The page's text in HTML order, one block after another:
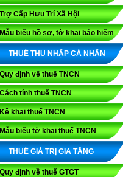
Trợ Cấp Hưu Trí Xã Hội
Mẫu biểu hồ sơ, tờ khai bảo hiểm
THUẾ THU NHẬP CÁ NHÂN
Quy định về thuế TNCN
Cách tính thuế TNCN
Kê khai thuế TNCN
Mẫu biểu tờ khai thuế TNCN
THUẾ GIÁ TRỊ GIA TĂNG
Quy định về thuế GTGT